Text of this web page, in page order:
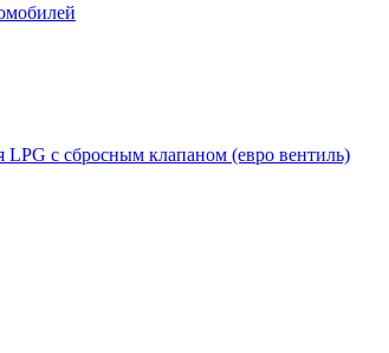
LPG с сбросным клапаном (евро вентиль)